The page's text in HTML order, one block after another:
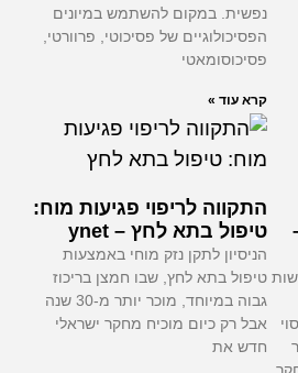
נפשית. במקום להשתמש במיונים
הפסיכולוגיים של פסיכוטי, פרוורטי,
פסיכוסומאטי
קרא עוד »
התקווה לריפוי פגיעות מוח:
טיפול בתא לחץ – ynet
הניסיון לתקן נזק מוחי באמצעות
טיפול בתא לחץ, שבו חמצן בריכוז
גבוה במיוחד, מוכר יותר מ-30 שנה
אבל רק כיום מוכיח מחקר ישראלי
חדש את